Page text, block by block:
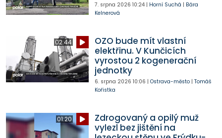
7. srpna 2026 10:24| Horní Suchá | Bára
Kelnerová
02:44
OZO bude mít vlastní
elektřinu. V Kunčicích
vyrostou 2 kogenerační
jednotky
6. srpna 2026 10:06 | Ostrava-město| Tomáš
Kořistka
01:20
Zdrogovaný a opilý muž
vylezl bez jištění na